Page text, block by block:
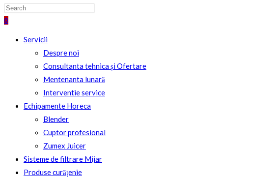
0
Servicii
Despre noi
Consultanta tehnica și Ofertare
Mentenanta lunară
Interventie service
Echipamente Horeca
Blender
Cuptor profesional
Zumex Juicer
Sisteme de filtrare Mijar
Produse curățenie